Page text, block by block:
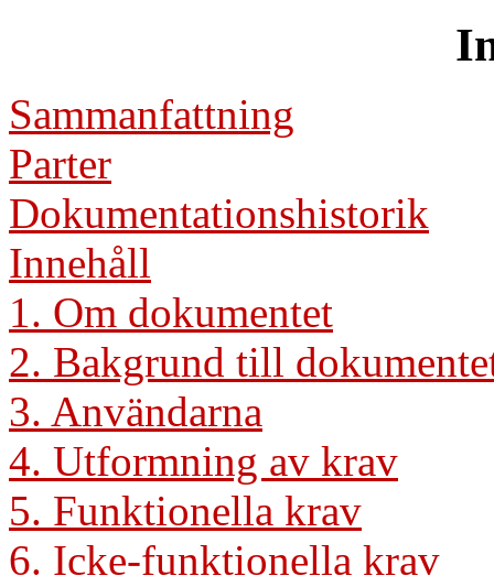
Sammanfattning
Parter
Dokumentationshistorik
Innehåll
1. Om dokumentet
2. Bakgrund till
3. Användarna
4. Utformning av krav
5. Funktionella krav
6. Icke-funktionella krav